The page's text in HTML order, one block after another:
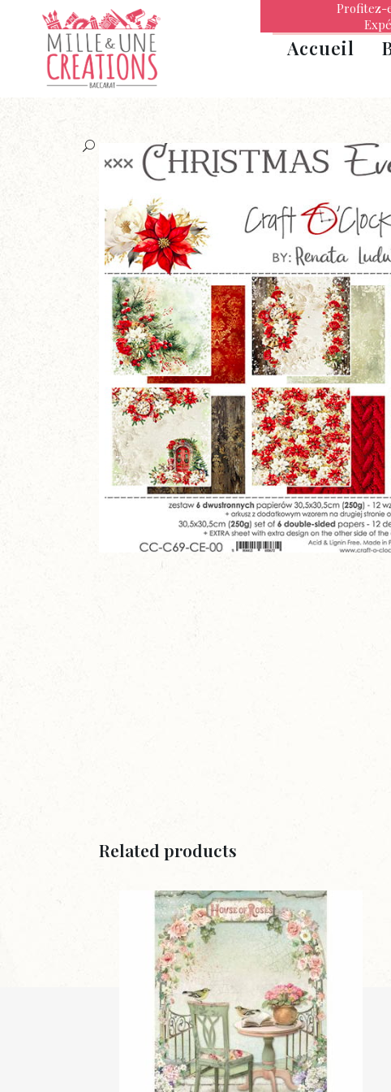
Accueil
Related products
Profitez-